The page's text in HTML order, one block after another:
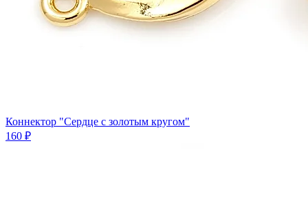
Коннектор "Сердце с золотым кругом"
160 ₽